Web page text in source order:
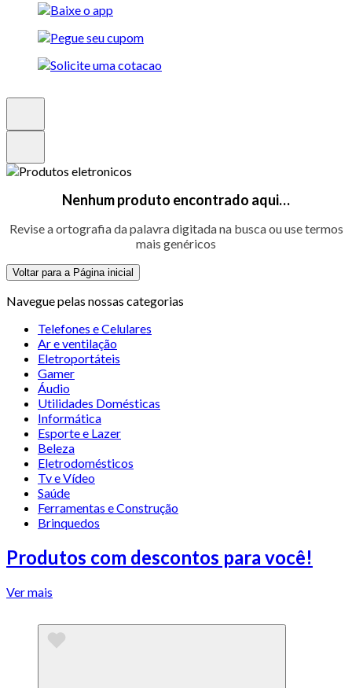
Nenhum produto encontrado aqui…
Revise a ortografia da palavra digitada na busca ou use termos
mais genéricos
Voltar para a Página inicial
Navegue pelas nossas categorias
Telefones e Celulares
Ar e ventilação
Eletroportáteis
Gamer
Áudio
Utilidades Domésticas
Informática
Esporte e Lazer
Beleza
Eletrodomésticos
Tv e Vídeo
Saúde
Ferramentas e Construção
Brinquedos
Produtos com descontos para você!
Ver mais